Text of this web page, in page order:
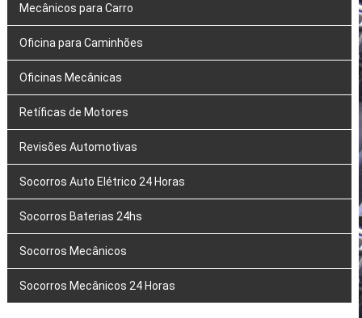
Mecânicos para Carro
Oficina para Caminhões
Oficinas Mecânicas
Retíficas de Motores
Revisões Automotivas
Socorros Auto Elétrico 24 Horas
Socorros Baterias 24hs
Socorros Mecânicos
Socorros Mecânicos 24 Horas